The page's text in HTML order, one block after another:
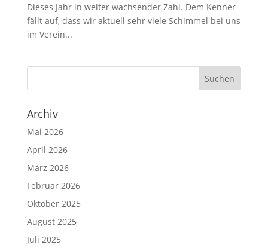
Dieses Jahr in weiter wachsender Zahl. Dem Kenner
fällt auf, dass wir aktuell sehr viele Schimmel bei uns
im Verein...
Archiv
Mai 2026
April 2026
März 2026
Februar 2026
Oktober 2025
August 2025
Juli 2025